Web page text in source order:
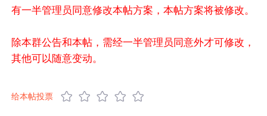
有一半管理员同意修改本帖方案，本帖方案将被修改。
除本群公告和本帖，需经一半管理员同意外才可修改，
其他可以随意变动。
给本帖投票